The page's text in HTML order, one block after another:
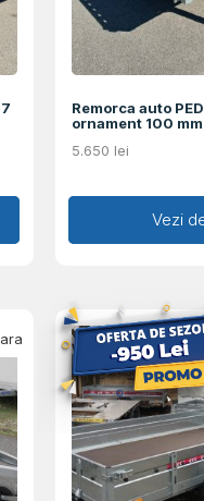
Remorca auto
ornament 100 mm
5.650 lei
Adaugă
Vezi